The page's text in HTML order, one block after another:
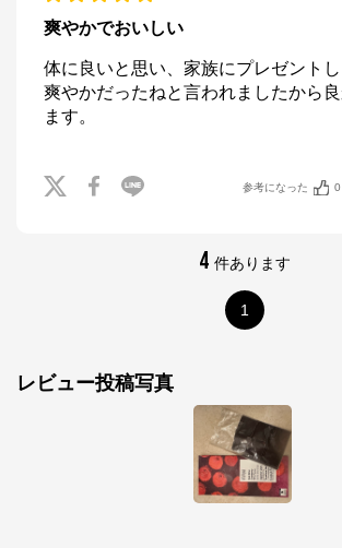
爽やかでおいしい
体に良いと思い、家族にプレゼント
爽やかだったねと言われましたから
ます。
参考になった 0
4 件あります
1
レビュー投稿写真